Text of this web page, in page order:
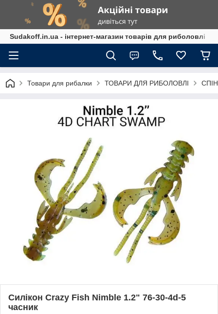
Sudakoff.in.ua - інтернет-магазин товарів для риболовлі
Товари для рибалки ТОВАРИ ДЛЯ РИБОЛОВЛІ
Силікон Crazy Fish Nimble 1.2" 76-30-4d-5
часник